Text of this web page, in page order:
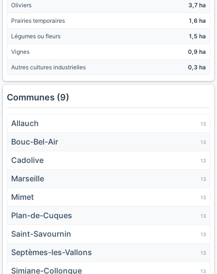
Oliviers 3,7 ha
Prairies temporaires 1,6 ha
Légumes ou fleurs 1,5 ha
Vignes 0,9 ha
Autres cultures industrielles 0,3 ha
Communes (9)
Allauch 13
Bouc-Bel-Air 13
Cadolive 13
Marseille 13
Mimet 13
Plan-de-Cuques 13
Saint-Savournin 13
Septèmes-les-Vallons 13
Simiane-Collongue 13